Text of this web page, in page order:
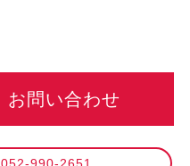
お問い合わせ